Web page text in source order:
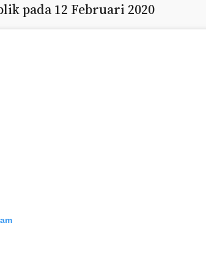
pada 12 Februari 2020